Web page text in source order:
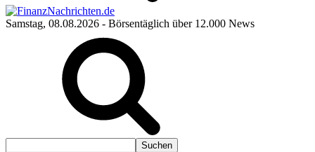
Samstag, 08.08.2026 - Börsentäglich über 12.000 News